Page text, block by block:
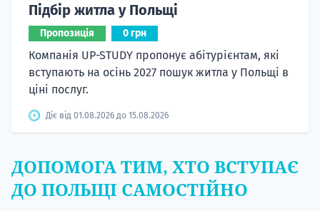
Підбір житла у Польщі
Пропозиція 0 грн
Компанія UP-STUDY пропонує абітурієнтам, які
вступають на осінь 2027 пошук житла у Польщі в
ціні послуг.
Діє від 01.08.2026 до 15.08.2026
ДОПОМОГА ТИМ, ХТО ВСТУПАЄ
ДО ПОЛЬЩІ САМОСТІЙНО